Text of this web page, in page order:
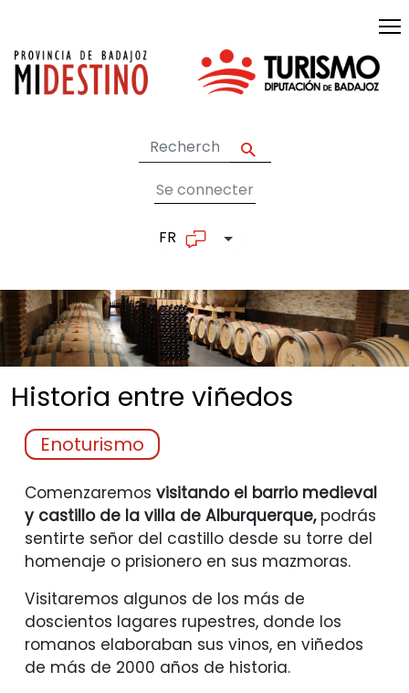
User account
Se connecter
FR List additional actions
Historia entre viñedos
Enoturismo
Comenzaremos visitando el barrio medieval
y castillo de la villa de Alburquerque,podrás
sentirte señor del castillo desde su torre del
homenaje o prisionero en sus mazmoras.
Visitaremos algunos de los más de
doscientos lagares rupestres, donde los
romanos elaboraban sus vinos, en viñedos
de más de 2000 años de historia.